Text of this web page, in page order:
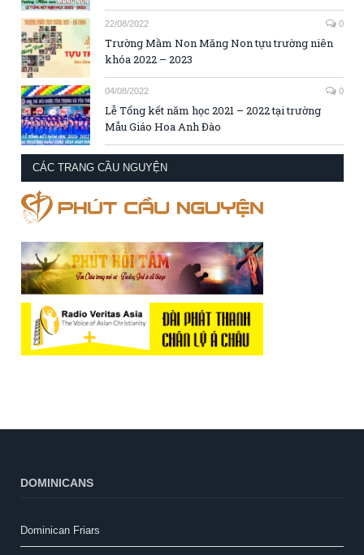
22/08/2022 0
Trường Mầm Non Măng Non tựu trường niên
khóa 2022 – 2023
04/08/2022 0
Lễ Tổng kết năm học 2021 – 2022 tại trường
Mẫu Giáo Hoa Anh Đào
CÁC TRANG CẦU NGUYỆN
DOMINICANS
Dominican Friars